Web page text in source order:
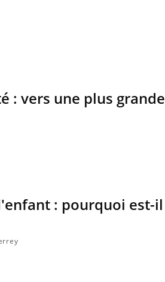
: vers une plus grande
: pourquoi est-il